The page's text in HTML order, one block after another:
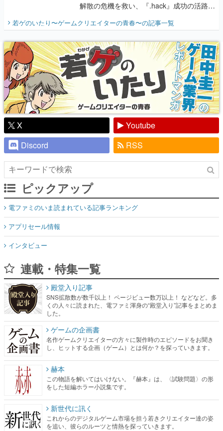
解散の危機を救い、『.hack』成功の活路を
開く。業界の快男児・松山 洋に流れる血は
『少年ジャンプ』色だった【若ゲのいた
り】
若ゲのいたり〜ゲームクリエイターの青春〜の記事一覧
X
Youtube
Discord
RSS
ピックアップ
電ファミのいま読まれている記事ランキング
アプリセール情報
インタビュー
連載・特集一覧
殿堂入り記事
SNS拡散数が数千以上！ ページビュー数万以上！ などなど。多
くの人々に読まれた、電ファミ渾身の“殿堂入り”記事をまとめま
した。
ゲームの企画書
名作ゲームクリエイターの方々に製作時のエピソードをお聞き
し、ヒットする企画（ゲーム）とは何か？を探っていきます。
赫本
この物語を解いてはいけない。『赫本』は、〈試験問題〉の形
をした短編ホラー小説集です。
新世代に訊く
これからのデジタルゲーム市場を担う若きクリエイター達の姿
を追い、彼らのルーツと情熱を探っていきます。